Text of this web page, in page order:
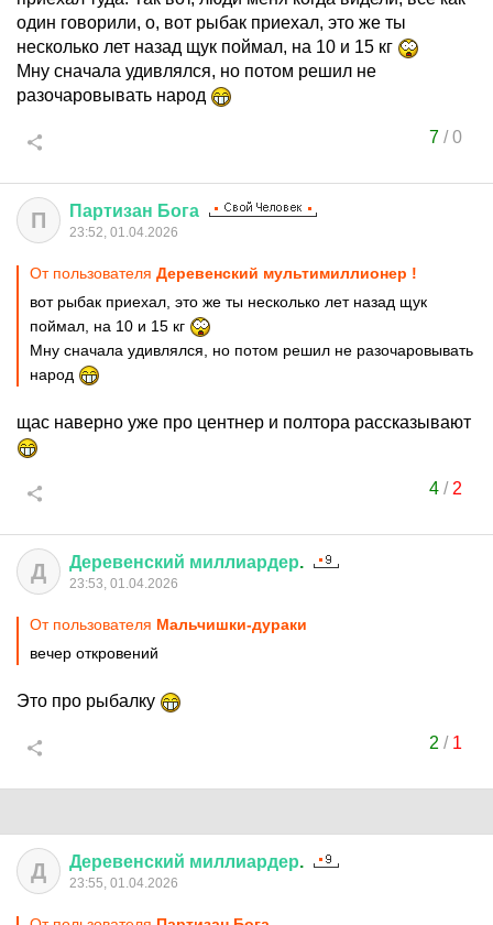
один говорили, о, вот рыбак приехал, это же ты
несколько лет назад щук поймал, на 10 и 15 кг
Мну сначала удивлялся, но потом решил не
разочаровывать народ
7/0
П Партизан Бога
23:52, 01.04.2026
От пользователя Деревенский мультимиллионер !
вот рыбак приехал, это же ты несколько лет назад щук
поймал, на 10 и 15 кг
Мну сначала удивлялся, но потом решил не разочаровывать
народ
щас наверно уже про центнер и полтора рассказывают
4/ 2
Д Деревенский миллиардер.
23:53, 01.04.2026
От пользователя Мальчишки-дураки
вечер откровений
Это про рыбалку
2 / 1
Д Деревенский миллиардер.
23:55, 01.04.2026